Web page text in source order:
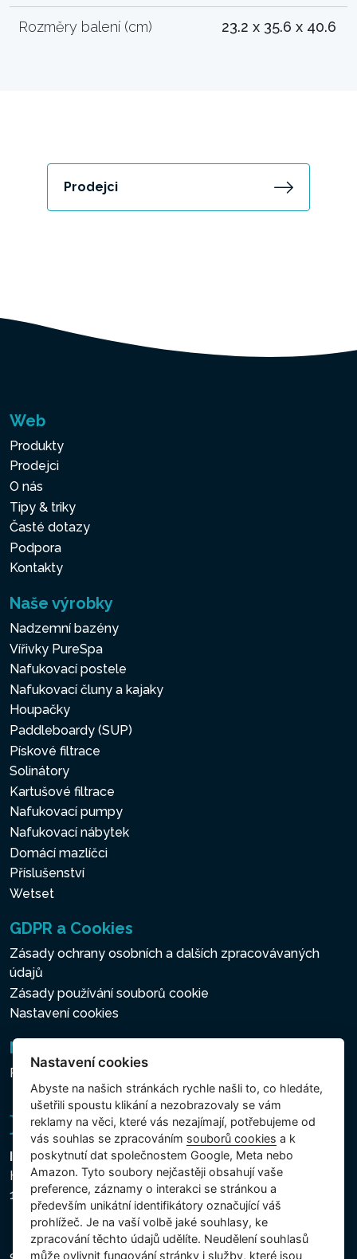
Rozměry balení (cm) 23.2 x 35.6 x 40.6
Prodejci
Web
Produkty
Prodejci
O nás
Tipy & triky
Časté dotazy
Podpora
Kontakty
Naše výrobky
Nadzemní bazény
Vířivky PureSpa
Nafukovací postele
Nafukovací čluny a kajaky
Houpačky
Paddleboardy (SUP)
Pískové filtrace
Solinátory
Kartušové filtrace
Nafukovací pumpy
Nafukovací nábytek
Domácí mazlíčci
Příslušenství
Wetset
GDPR a Cookies
Zásady ochrany osobních a dalších zpracovávaných
údajů
Zásady používání souborů cookie
Nastavení cookies
Newsletter
Přihlášení k odběru novinek
Intex Trading, s.r.o.
Hradecká 2526/3
130 00 Praha 3 - Česká republika
Nastavení cookies
Abyste na našich stránkách rychle našli to, co hledáte,
ušetřili spoustu klikání a nezobrazovaly se vám
reklamy na věci, které vás nezajímají, potřebujeme od
vás souhlas se zpracováním souborů cookies a k
poskytnutí dat společnostem Google, Meta nebo
Amazon. Tyto soubory nejčastěji obsahují vaše
preference, záznamy o interakci se stránkou a
především unikátní identifikátory označující váš
prohlížeč. Je na vaší volbě jaké souhlasy, ke
zpracování těchto údajů udělíte. Neudělení souhlasů
může ovlivnit fungování stránky i služby, které jsou